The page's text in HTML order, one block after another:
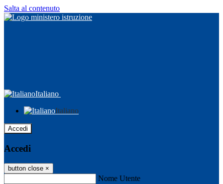
Salta al contenuto
Italiano
Italiano
Accedi
Accedi
button close ×
Nome Utente